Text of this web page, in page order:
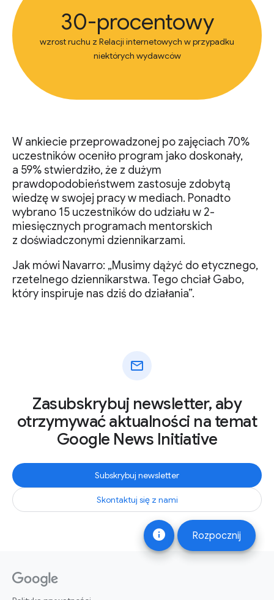
info Rozpocznij
30-procentowy
wzrost ruchu z Relacji internetowych w przypadku
niektórych wydawców
W ankiecie przeprowadzonej po zajęciach 70%
uczestników oceniło program jako doskonały,
a 59% stwierdziło, że z dużym
prawdopodobieństwem zastosuje zdobytą
wiedzę w swojej pracy w mediach. Ponadto
wybrano 15 uczestników do udziału w 2-
miesięcznych programach mentorskich
z doświadczonymi dziennikarzami.
Jak mówi Navarro: „Musimy dążyć do etycznego,
rzetelnego dziennikarstwa. Tego chciał Gabo,
który inspiruje nas dziś do działania”.
mail
Zasubskrybuj newsletter, aby
otrzymywać aktualności na temat
Google News Initiative
Subskrybuj newsletter
Skontaktuj się z nami